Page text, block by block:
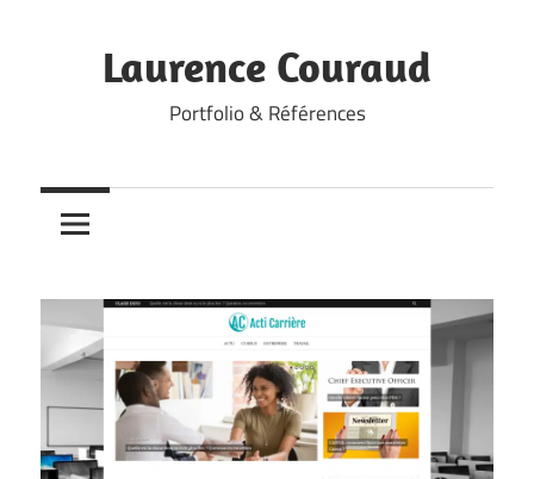
contentLaurence Couraud
Portfolio & Références